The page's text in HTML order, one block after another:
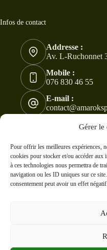
Gérer le
Pour offrir les meilleures expériences,
cookies pour stocker et/ou accéder
à ces technologies nous permettra de
navigation ou les ID uniques sur ce
consentement peut avoir un effet
Infos de contact
Addresse :
Av. L-Ruchonnet
Mobile :
076 830 46 55
E-mail :
Copyright © 2024 -2026 - Tous
AmarokSpirit. Modifications et